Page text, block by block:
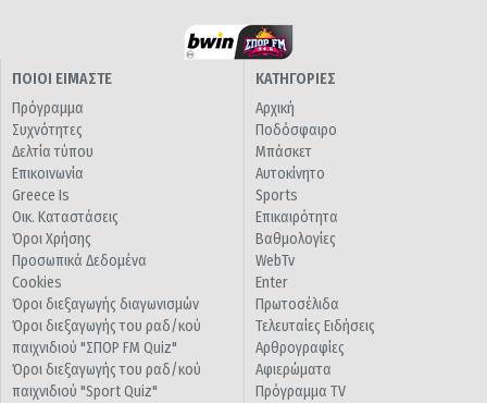
ΠΟΙΟΙ ΕΙΜΑΣΤΕ
Πρόγραμμα
Συχνότητες
Δελτία τύπου
Επικοινωνία
Greece Is
Οικ. Καταστάσεις
Όροι Χρήσης
Προσωπικά Δεδομένα
Cookies
Όροι διεξαγωγής διαγωνισμών
Όροι διεξαγωγής του ραδ/κού
παιχνιδιού "ΣΠΟΡ FM Quiz"
Όροι διεξαγωγής του ραδ/κού
παιχνιδιού "Sport Quiz"
ΚΑΤΗΓΟΡΙΕΣ
Αρχική
Ποδόσφαιρο
Μπάσκετ
Αυτοκίνητο
Sports
Επικαιρότητα
Βαθμολογίες
WebTv
Enter
Πρωτοσέλιδα
Τελευταίες Ειδήσεις
Αρθρογραφίες
Αφιερώματα
Πρόγραμμα TV